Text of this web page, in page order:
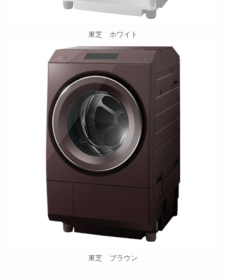
東芝 ホワイト
東芝 ブラウン